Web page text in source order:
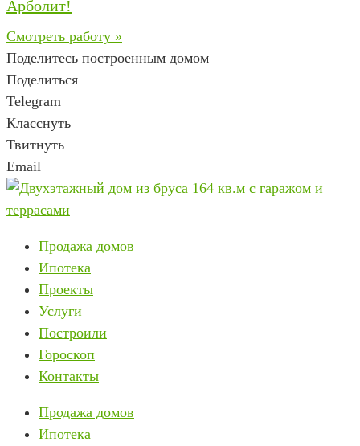
Арболит!
Смотреть работу »
Поделитесь построенным домом
Поделиться
Telegram
Класснуть
Твитнуть
Email
Продажа домов
Ипотека
Проекты
Услуги
Построили
Гороскоп
Контакты
Продажа домов
Ипотека